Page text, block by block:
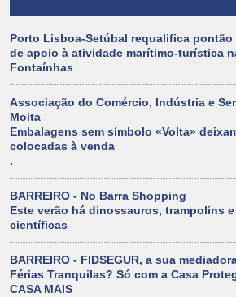
Porto Lisboa-Setúbal requalifica pontão
de apoio à atividade marítimo-turística
Fontaínhas
Associação do Comércio, Indústria e
Moita
Embalagens sem símbolo «Volta»
colocadas à venda
.
BARREIRO - No Barra Shopping
Este verão há dinossauros, trampolins
científicas
BARREIRO - FIDSEGUR, a sua
Férias Tranquilas? Só com a Casa
CASA MAIS